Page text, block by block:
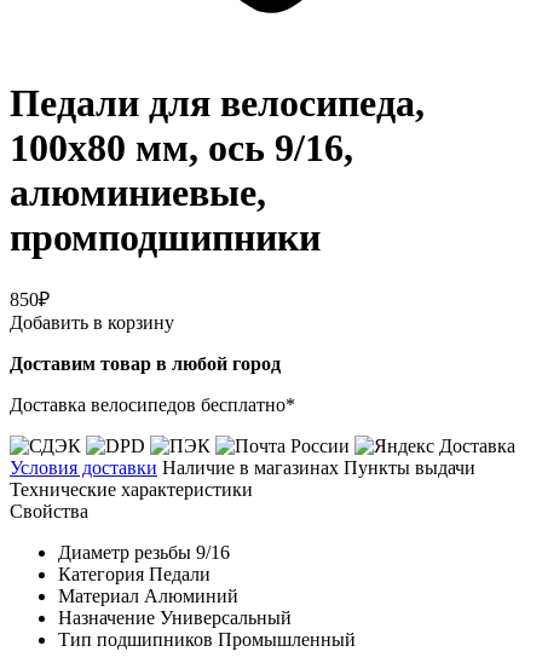
Педали для велосипеда,
100x80 мм, ось 9/16,
алюминиевые,
промподшипники
850₽
Добавить в корзину
Доставим товар в любой город
Доставка велосипедов бесплатно*
Условия доставки Наличие в магазинах Пункты выдачи
Технические характеристики
Свойства
Диаметр резьбы 9/16
Категория Педали
Материал Алюминий
Назначение Универсальный
Тип подшипников Промышленный